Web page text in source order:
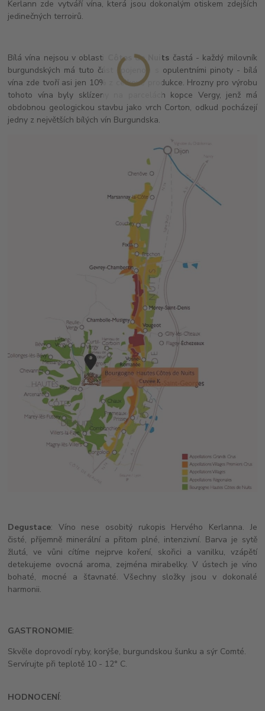
Kerlann zde vytváří vína, která jsou dokonalým otiskem zdejších
jedinečných terroirů.
Bílá vína nejsou v oblasti Côtes de Nuits častá - každý milovník
burgundských má tuto část spojenou s opulentními pinoty - bílá
vína zde tvoří asi jen 10% z celkové produkce. Hrozny pro výrobu
tohoto vína byly sklízeny na parcelách kopce Vergy, jenž má
obdobnou geologickou stavbu jako vrch Corton, odkud pocházejí
jedny z největších bílých vín Burgundska.
Degustace: Víno nese osobitý rukopis Hervého Kerlanna. Je
čisté, příjemně minerální a přitom plné, intenzivní. Barva je sytě
žlutá, ve vůni cítíme nejprve koření, skořici a vanilku, vzápětí
detekujeme ovocná aroma, zejména mirabelky. V ústech je víno
bohaté, mocné a šťavnaté. Všechny složky jsou v dokonalé
harmonii.
GASTRONOMIE:
Skvěle doprovodí ryby, korýše, burgundskou šunku a sýr Comté.
Servírujte při teplotě 10 - 12° C.
HODNOCENÍ: